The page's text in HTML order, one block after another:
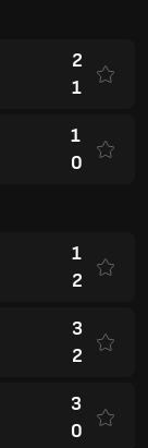
2
1
1
0
1
2
3
2
3
0